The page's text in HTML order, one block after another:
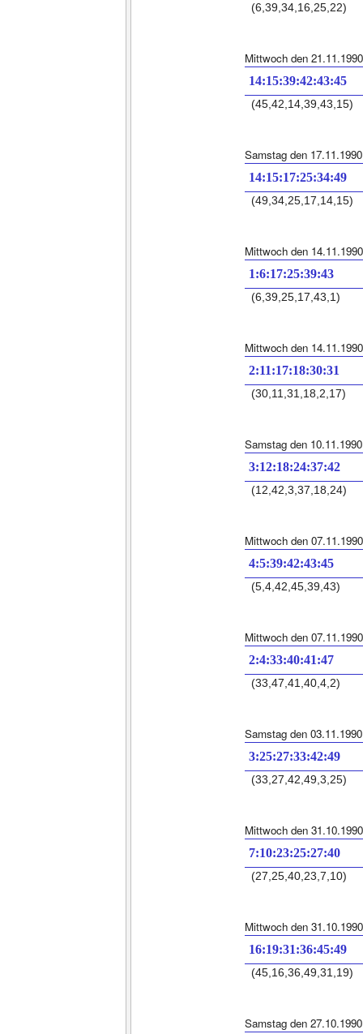
(6,39,34,16,25,22)
Mittwoch den 21.11.1990
14:15:39:42:43:45
(45,42,14,39,43,15)
Samstag den 17.11.1990
14:15:17:25:34:49
(49,34,25,17,14,15)
Mittwoch den 14.11.1990
1:6:17:25:39:43
(6,39,25,17,43,1)
Mittwoch den 14.11.1990
2:11:17:18:30:31
(30,11,31,18,2,17)
Samstag den 10.11.1990
3:12:18:24:37:42
(12,42,3,37,18,24)
Mittwoch den 07.11.1990
4:5:39:42:43:45
(5,4,42,45,39,43)
Mittwoch den 07.11.1990
2:4:33:40:41:47
(33,47,41,40,4,2)
Samstag den 03.11.1990
3:25:27:33:42:49
(33,27,42,49,3,25)
Mittwoch den 31.10.1990
7:10:23:25:27:40
(27,25,40,23,7,10)
Mittwoch den 31.10.1990
16:19:31:36:45:49
(45,16,36,49,31,19)
Samstag den 27.10.1990